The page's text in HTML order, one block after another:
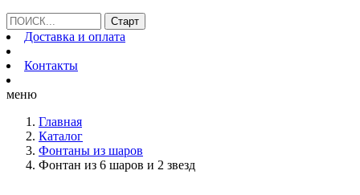
Доставка и оплата
Контакты
меню
Главная
Каталог
Фонтаны из шаров
Фонтан из 6 шаров и 2 звезд